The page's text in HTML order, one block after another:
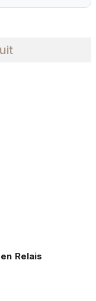
Relais